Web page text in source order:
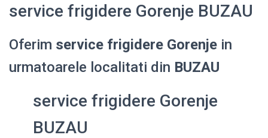
service frigidere Gorenje BUZAU
Oferim service frigidere Gorenje in
urmatoarele localitati din BUZAU
service frigidere Gorenje
BUZAU